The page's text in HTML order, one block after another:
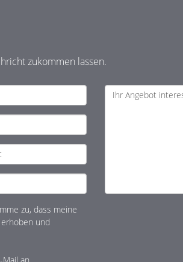
zukommen lassen.
zu, dass meine
und